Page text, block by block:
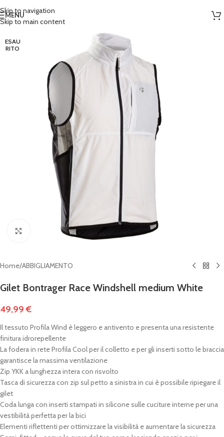
Skip to navigation
Skip to main content
MENU
ESAU
RITO
Clicca per ingrandire
Home/ABBIGLIAMENTO
Gilet Bontrager Race Windshell medium White
49,99€
Il tessuto Profila Wind è leggero e antivento e presenta una resistente
finitura idrorepellente
La fodera in rete Profila Cool per il colletto e per gli inserti sotto le braccia
garantisce la massima ventilazione
Zip YKK a lunghezza intera con risvolto
Tasca di sicurezza con zip sul petto a sinistra in cui è possibile ripiegare il
gilet
Coda lunga con inserti stampati in silicone sulle cuciture interne per una
vestibilità perfetta per la bici
Elementi riflettenti per ottimizzare la visibilità e aumentare la sicurezza